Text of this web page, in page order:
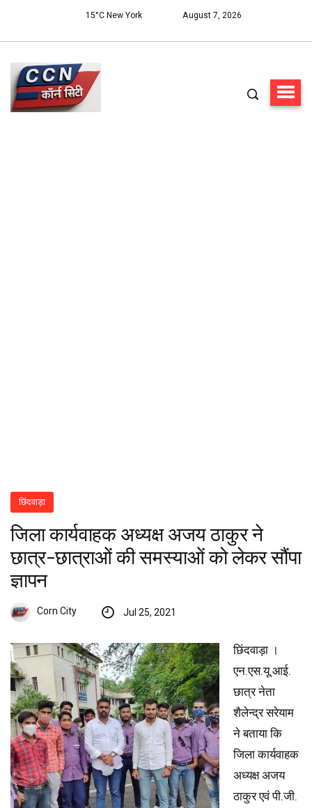
15°C New York August 7, 2026
छिंदवाड़ा
जिला कार्यवाहक अध्यक्ष अजय ठाकुर ने
छात्र-छात्राओं की समस्याओं को लेकर सौंपा
ज्ञापन
Corn City Jul 25, 2021
छिंदवाड़ा ।
एन.एस.यू.आई.
छात्र नेता
शैलेन्द्र सरेयाम
ने बताया कि
जिला कार्यवाहक
अध्यक्ष अजय
ठाकुर एवं पी.जी.